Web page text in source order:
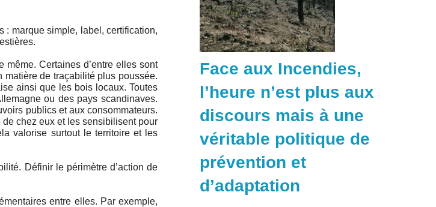
: marque simple, label, certification,
même. Certaines d’entre elles sont
matière de traçabilité plus poussée.
ainsi que les bois locaux. Toutes
ou des pays scandinaves.
publics et aux consommateurs.
de chez eux et les sensibilisent pour
valorise surtout le territoire et les
Définir le périmètre d’action de
entre elles. Par exemple,
Face aux Incendies,
l’heure n’est plus aux
discours mais à une
véritable politique de
prévention et
d’adaptation